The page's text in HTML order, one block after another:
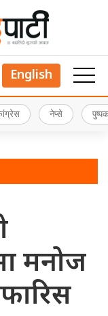
English
नेप्से
मनोज